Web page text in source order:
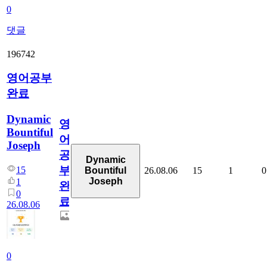
0
댓글
196742
영어공부
완료
Dynamic
Bountiful
Joseph
15
1
0
26.08.06
0
영
어
공
부
완
료
Dynamic
Bountiful
Joseph
26.08.06 15 1 0